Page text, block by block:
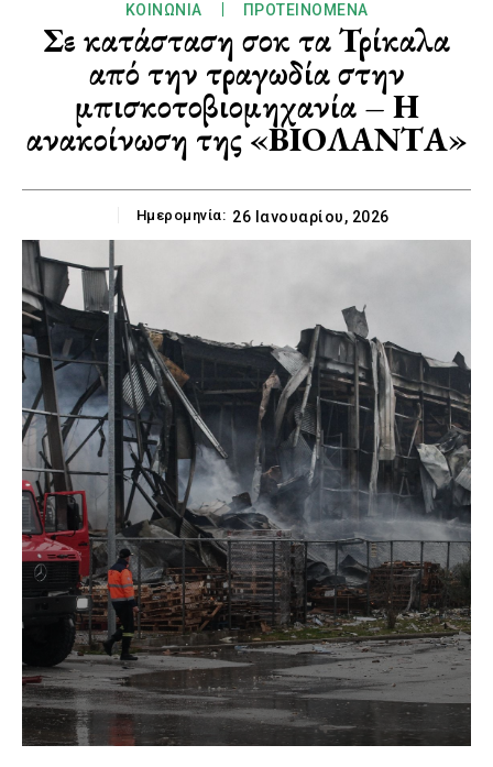
ΚΟΙΝΩΝΊΑ ΠΡΟΤΕΙΝΌΜΕΝΑ
Σε κατάσταση σοκ τα Τρίκαλα
από την τραγωδία στην
μπισκοτοβιομηχανία – Η
ανακοίνωση της «ΒΙΟΛΑΝΤΑ»
Ημερομηνία: 26 Ιανουαρίου, 2026